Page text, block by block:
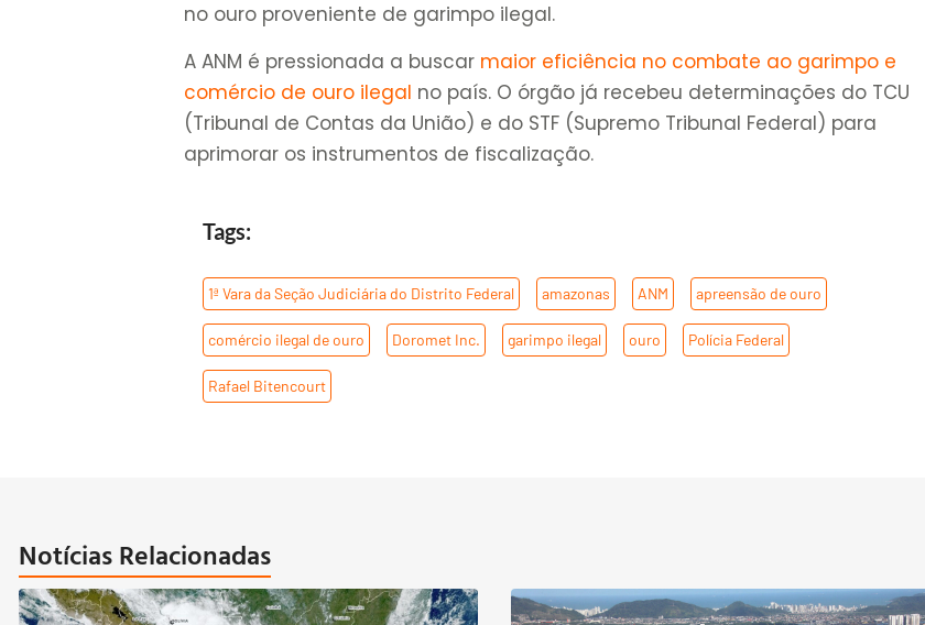
no ouro proveniente de garimpo ilegal.
A ANM é pressionada a buscar maior eficiência no combate ao garimpo e
comércio de ouro ilegal no país. O órgão já recebeu determinações do TCU
(Tribunal de Contas da União) e do STF (Supremo Tribunal Federal) para
aprimorar os instrumentos de fiscalização.
Tags:
1ª Vara da Seção Judiciária do Distrito Federal amazonas ANM apreensão de ouro
comércio ilegal de ouro Doromet Inc. garimpo ilegal ouro Polícia Federal
Rafael Bitencourt
Notícias Relacionadas